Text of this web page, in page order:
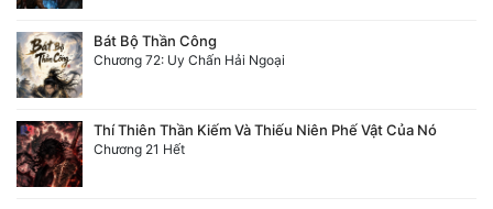
Bát Bộ Thần Công
Chương 72: Uy Chấn Hải Ngoại
Thí Thiên Thần Kiếm Và Thiếu Niên Phế Vật Của Nó
Chương 21 Hết